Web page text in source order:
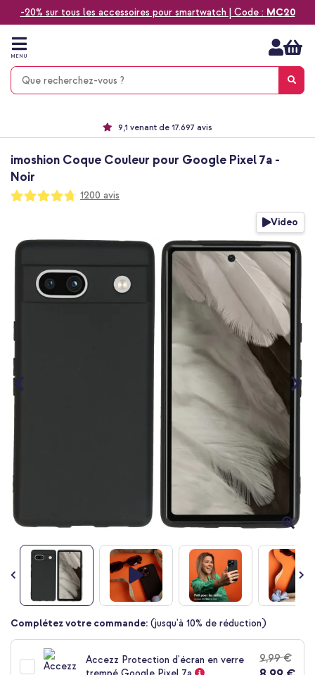
-20% sur tous les accessoires pour smartwatch | Code : MC20
Aller
contenu
MENU
Choisissez entre la livraison à domicile, rapide ou en point relais
9,1 venant de 17.697 avis
imoshion Coque Couleur pour Google Pixel 7a -
Noir
Notation:
94
100
1200 avis
la
fin
Video
Passer
de
Complétez votre commande: (jusqu'à 10% de réduction)
Accezz Protection d'écran en verre
9,99 €